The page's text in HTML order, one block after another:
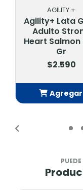
AGILITY +
Agility+ Lata
Adulto
Heart Salmon
Gr
$2.590
Agregar